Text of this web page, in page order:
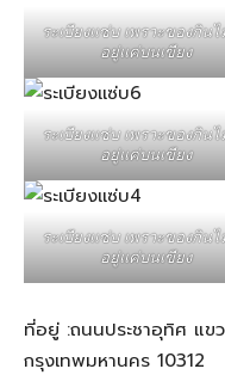
ระเบียงเเซ่บ เพราะของกิน
อยู่แค่บนเขียง
ระเบียงเเซ่บ เพราะของกิน
อยู่แค่บนเขียง
ระเบียงเเซ่บ เพราะของกิน
อยู่แค่บนเขียง
ที่อยู่ :ถนนประชาอุทิศ แ
กรุงเทพมหานคร 10312